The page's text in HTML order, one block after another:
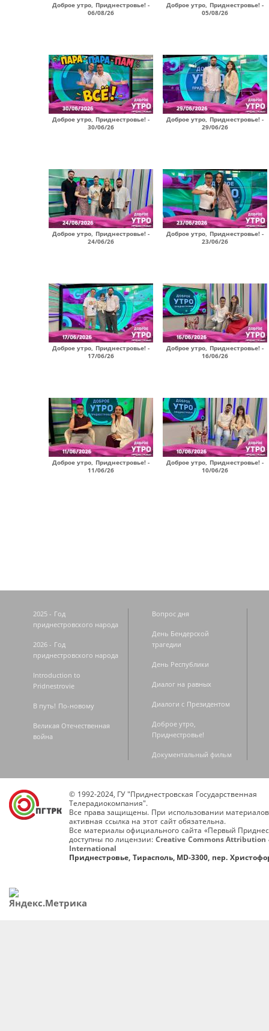
Доброе утро, Приднестровье! -
06/08/26
Доброе утро, Приднестровье! -
05/08/26
Доброе утро, Приднестровье! -
30/06/26
Доброе утро, Приднестровье! -
29/06/26
Доброе утро, Приднестровье! -
24/06/26
Доброе утро, Приднестровье! -
23/06/26
Доброе утро, Приднестровье! -
17/06/26
Доброе утро, Приднестровье! -
16/06/26
Доброе утро, Приднестровье! -
11/06/26
Доброе утро, Приднестровье! -
10/06/26
2025 - Год
приднестровского народа
2026 - Год
приднестровского народа
Introduction to
Pridnestrovie
В путь! По-новому
Великая Отечественная
война
Вопрос дня
День Бендерской
трагедии
День Республики
Диалог на равных
Диалоги с Президентом
Доброе утро,
Приднестровье!
Документальный фильм
© 1992-2024, ГУ "Приднестровская Государственная
Телерадиокомпания".
Все права защищены. При использовании
активная ссылка на этот сайт обязательна.
Все материалы официального сайта «Первый
доступны по лицензии: Creative Commons Attribution
International
Приднестровье, Тирасполь, MD-3300, пер.